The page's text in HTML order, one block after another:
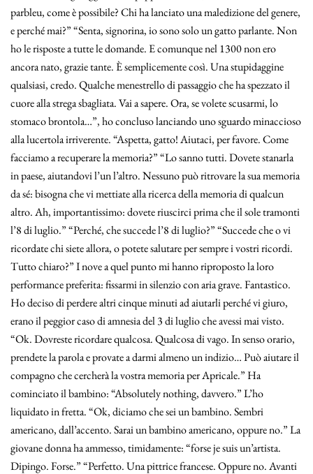
parbleu, come è possibile? Chi ha lanciato una maledizione del genere,
e perché mai?” “Senta, signorina, io sono solo un gatto parlante. Non
ho le risposte a tutte le domande. E comunque nel 1300 non ero
ancora nato, grazie tante. È semplicemente così. Una stupidaggine
qualsiasi, credo. Qualche menestrello di passaggio che ha spezzato il
cuore alla strega sbagliata. Vai a sapere. Ora, se volete scusarmi, lo
stomaco brontola…”, ho concluso lanciando uno sguardo minaccioso
alla lucertola irriverente. “Aspetta, gatto! Aiutaci, per favore. Come
facciamo a recuperare la memoria?” “Lo sanno tutti. Dovete stanarla
in paese, aiutandovi l’un l’altro. Nessuno può ritrovare la sua memoria
da sé: bisogna che vi mettiate alla ricerca della memoria di qualcun
altro. Ah, importantissimo: dovete riuscirci prima che il sole tramonti
l’8 di luglio.” “Perché, che succede l’8 di luglio?” “Succede che o vi
ricordate chi siete allora, o potete salutare per sempre i vostri ricordi.
Tutto chiaro?” I nove a quel punto mi hanno riproposto la loro
performance preferita: fissarmi in silenzio con aria grave. Fantastico.
Ho deciso di perdere altri cinque minuti ad aiutarli perché vi giuro,
erano il peggior caso di amnesia del 3 di luglio che avessi mai visto.
“Ok. Dovreste ricordare qualcosa. Qualcosa di vago. In senso orario,
prendete la parola e provate a darmi almeno un indizio… Può aiutare il
compagno che cercherà la vostra memoria per Apricale.” Ha
cominciato il bambino: “Absolutely nothing, davvero.” L’ho
liquidato in fretta. “Ok, diciamo che sei un bambino. Sembri
americano, dall’accento. Sarai un bambino americano, oppure no.” La
giovane donna ha ammesso, timidamente: “forse je suis un’artista.
Dipingo. Forse.” “Perfetto. Una pittrice francese. Oppure no. Avanti